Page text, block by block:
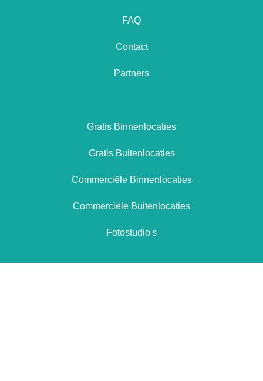
FAQ
Contact
Partners
Gratis Binnenlocaties
Gratis Buitenlocaties
Commerciële Binnenlocaties
Commerciële Buitenlocaties
Fotostudio's